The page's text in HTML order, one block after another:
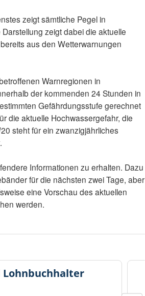
zeigt sämtliche Pegel in
zeigt dabei die aktuelle
aus den Wetterwarnungen
Warnregionen in
der kommenden 24 Stunden in
Gefährdungsstufe gerechnet
die aktuelle Hochwassergefahr, die
steht für ein zwanzigjährliches
Informationen zu erhalten. Dazu
für die nächsten zwei Tage, aber
eine Vorschau des aktuellen
werden.
Lohnbuchhalter